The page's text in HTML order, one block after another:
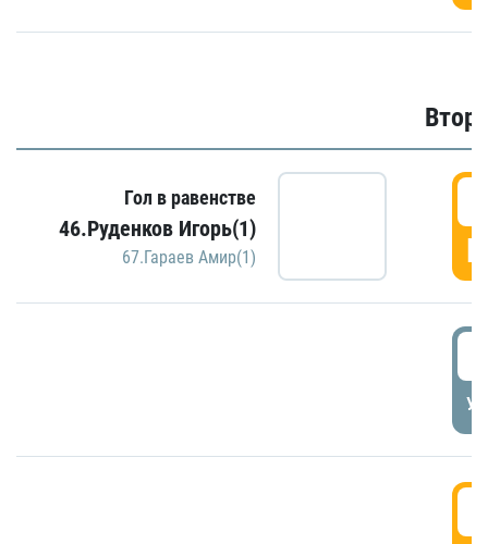
Гол в равенстве
46.Руденков Игорь(1)
67.Гараев Амир(1)